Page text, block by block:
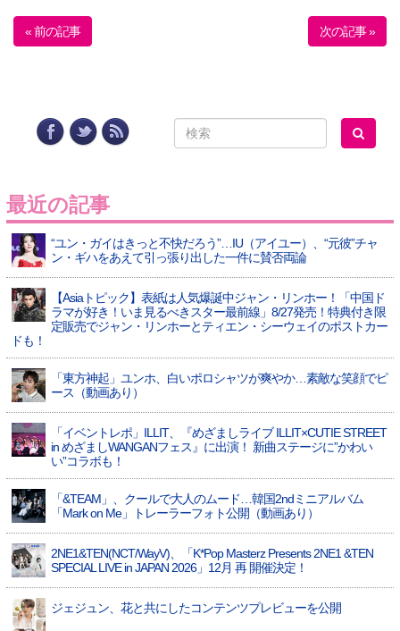
« 前の記事 次の記事 »
最近の記事
“ユン・ガイはきっと不快だろう”…IU（アイユー）、“元彼”チャ
ン・ギハをあえて引っ張り出した一件に賛否両論
【Asiaトピック】表紙は人気爆誕中ジャン・リンホー！「中国ド
ラマが好き！いま見るべきスター最前線」8/27発売！特典付き限
定販売でジャン・リンホーとティエン・シーウェイのポストカー
ドも！
「東方神起」ユンホ、白いポロシャツが爽やか…素敵な笑顔でピ
ース（動画あり）
「イベントレポ」ILLIT、『めざましライブ ILLIT×CUTIE STREET
in めざましWANGANフェス』に出演！ 新曲ステージに”かわい
い”コラボも！
「&TEAM」、クールで大人のムード…韓国2ndミニアルバム
「Mark on Me」トレーラーフォト公開（動画あり）
2NE1&TEN(NCT/WayV)、「K*Pop Masterz Presents 2NE1 &TEN
SPECIAL LIVE in JAPAN 2026」12月 再 開催決定！
ジェジュン、花と共にしたコンテンツプレビューを公開